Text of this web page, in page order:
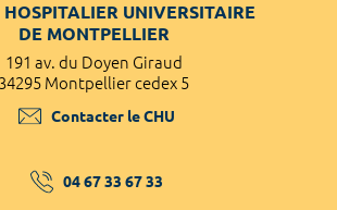
HOSPITALIER UNIVERSITAIRE
DE MONTPELLIER
191 av. du Doyen Giraud
34295 Montpellier cedex 5
Contacter le CHU
04 67 33 67 33